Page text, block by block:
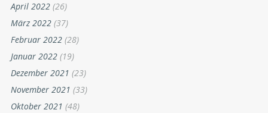
April 2022 (26)
März 2022 (37)
Februar 2022 (28)
Januar 2022 (19)
Dezember 2021 (23)
November 2021 (33)
Oktober 2021 (48)